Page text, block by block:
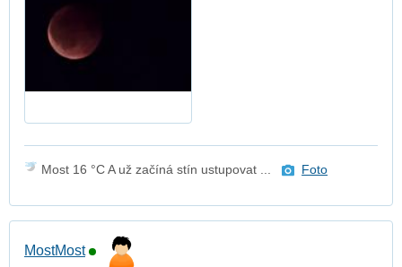
Most 16 °C A už začíná stín ustupovat ... Foto
MostMost